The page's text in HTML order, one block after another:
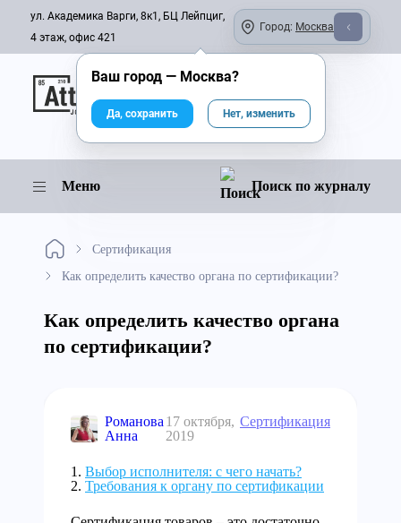
ул. Академика Варги, 8к1, БЦ Лейпциг,
4 этаж, офис 421
Город: Москва
Онлайн-журнал
Меню Поиск по журналу
Сертификация
Как определить качество органа по сертификации?
Как определить качество органа
по сертификации?
Романова
Анна
17 октября,
2019
Сертификация
Выбор исполнителя: с чего начать?
Требования к органу по сертификации
Ваш город — Москва?
Да, сохранить Нет, изменить